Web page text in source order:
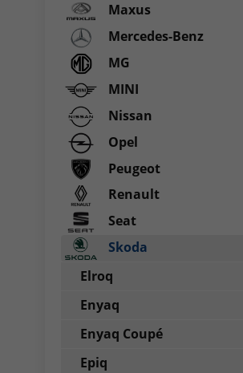
Maxus
Mercedes-Benz
MG
MINI
Nissan
Opel
Peugeot
Renault
Seat
Skoda
Elroq
Enyaq
Enyaq Coupé
Epiq